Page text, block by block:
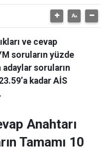
ve cevap
soruların yüzde
adaylar soruların
kadar AİS
Anahtarı
Tamamı 10